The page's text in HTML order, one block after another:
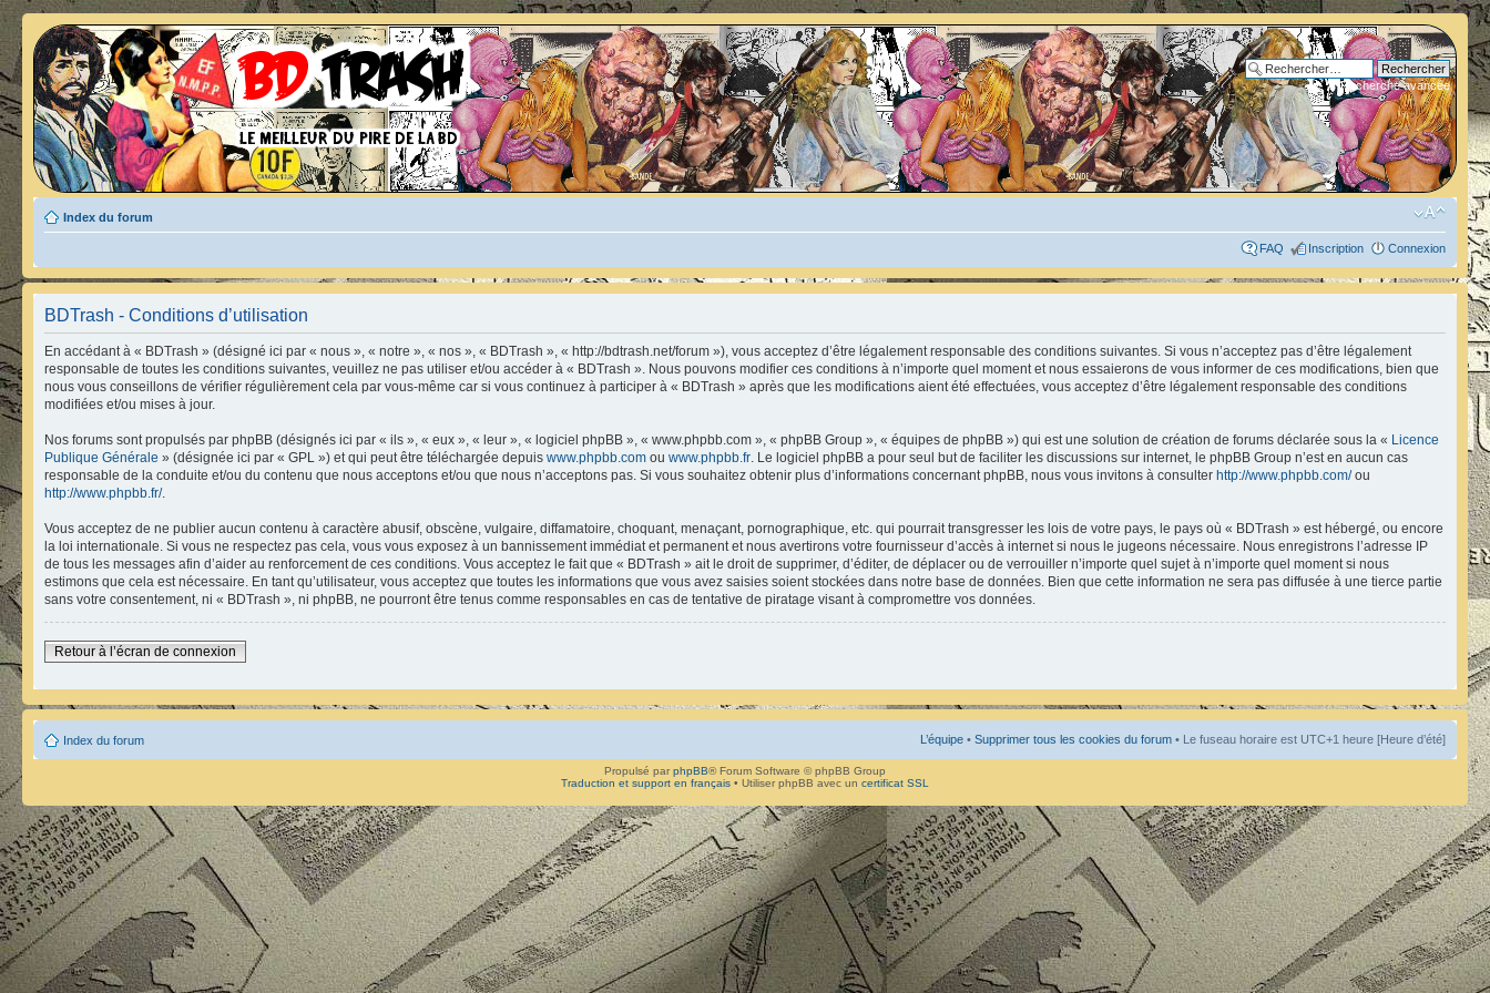
Recherche avancée
Index du forum
FAQ Inscription Connexion
BDTrash - Conditions d’utilisation
En accédant à « BDTrash » (désigné ici par « nous », « notre », « nos », « BDTrash », « http://bdtrash.net/forum »), vous acceptez d’être légalement responsable des conditions suivantes. Si vous n’acceptez pas d’être légalement
responsable de toutes les conditions suivantes, veuillez ne pas utiliser et/ou accéder à « BDTrash ». Nous pouvons modifier ces conditions à n’importe quel moment et nous essaierons de vous informer de ces modifications, bien que
nous vous conseillons de vérifier régulièrement cela par vous-même car si vous continuez à participer à « BDTrash » après que les modifications aient été effectuées, vous acceptez d’être légalement responsable des conditions
modifiées et/ou mises à jour.
Nos forums sont propulsés par phpBB (désignés ici par « ils », « eux », « leur », « logiciel phpBB », « www.phpbb.com », « phpBB Group », « équipes de phpBB ») qui est une solution de création de forums déclarée sous la « Licence
Publique Générale » (désignée ici par « GPL ») et qui peut être téléchargée depuis www.phpbb.com ou www.phpbb.fr. Le logiciel phpBB a pour seul but de faciliter les discussions sur internet, le phpBB Group n’est en aucun cas
responsable de la conduite et/ou du contenu que nous acceptons et/ou que nous n’acceptons pas. Si vous souhaitez obtenir plus d’informations concernant phpBB, nous vous invitons à consulter http://www.phpbb.com/ou
http://www.phpbb.fr/.
Vous acceptez de ne publier aucun contenu à caractère abusif, obscène, vulgaire, diffamatoire, choquant, menaçant, pornographique, etc. qui pourrait transgresser les lois de votre pays, le pays où « BDTrash » est hébergé, ou encore
la loi internationale. Si vous ne respectez pas cela, vous vous exposez à un bannissement immédiat et permanent et nous avertirons votre fournisseur d’accès à internet si nous le jugeons nécessaire. Nous enregistrons l’adresse IP
de tous les messages afin d’aider au renforcement de ces conditions. Vous acceptez le fait que « BDTrash » ait le droit de supprimer, d’éditer, de déplacer ou de verrouiller n’importe quel sujet à n’importe quel moment si nous
estimons que cela est nécessaire. En tant qu’utilisateur, vous acceptez que toutes les informations que vous avez saisies soient stockées dans notre base de données. Bien que cette information ne sera pas diffusée à une tierce partie
sans votre consentement, ni « BDTrash », ni phpBB, ne pourront être tenus comme responsables en cas de tentative de piratage visant à compromettre vos données.
Retour à l’écran de connexion
Index du forum L’équipe • Supprimer tous les cookies du forum • Le fuseau horaire est UTC+1 heure [Heure d’été]
Propulsé par phpBB® Forum Software © phpBB Group
Traduction et support en français • Utiliser phpBB avec un certificat SSL